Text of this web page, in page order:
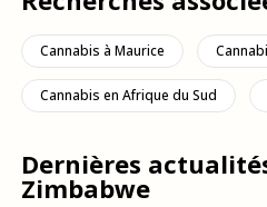
Cannabis à Maurice
Cannabis en Afrique du Sud
Dernières
Zimbabwe